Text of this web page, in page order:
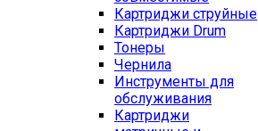
Картриджи струйные
Картриджи Drum
Тонеры
Чернила
Инструменты для
обслуживания
Картриджи